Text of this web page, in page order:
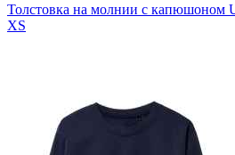
Толстовка на молнии с капюшоном
XS